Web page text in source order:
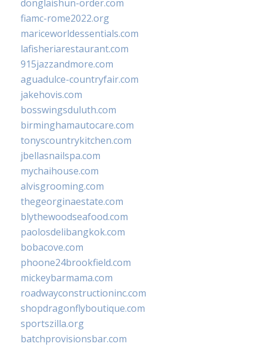
donglaishun-order.com
fiamc-rome2022.org
mariceworldessentials.com
lafisheriarestaurant.com
915jazzandmore.com
aguadulce-countryfair.com
jakehovis.com
bosswingsduluth.com
birminghamautocare.com
tonyscountrykitchen.com
jbellasnailspa.com
mychaihouse.com
alvisgrooming.com
thegeorginaestate.com
blythewoodseafood.com
paolosdelibangkok.com
bobacove.com
phoone24brookfield.com
mickeybarmama.com
roadwayconstructioninc.com
shopdragonflyboutique.com
sportszilla.org
batchprovisionsbar.com